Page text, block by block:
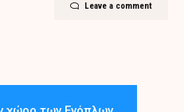
Leave a comment